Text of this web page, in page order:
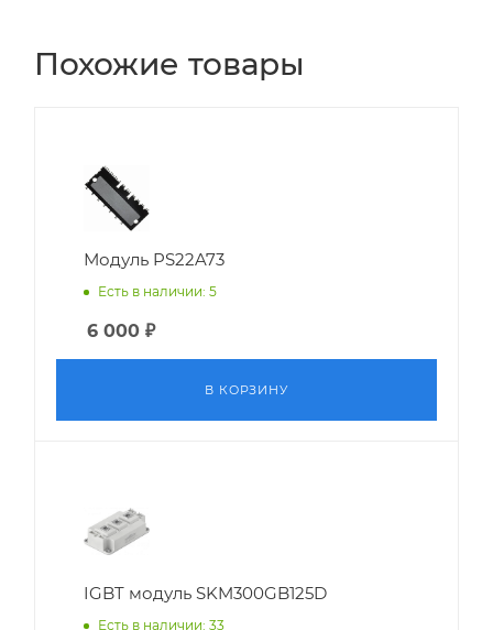
Похожие товары
Модуль PS22A73
Есть в наличии: 5
6 000 ₽
В КОРЗИНУ
IGBT модуль SKM300GB125D
Есть в наличии: 33